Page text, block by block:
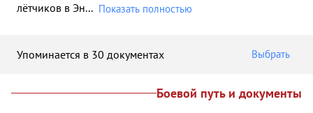
лётчиков в Эн... Показать полностью
Упоминается в 30 документах Выбрать
Боевой путь и документы